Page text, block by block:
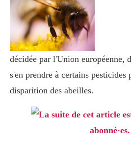
décidée par l'Union européenne,
s'en prendre à certains pesticides
disparition des abeilles.
La suite de cet article
abonné·es.